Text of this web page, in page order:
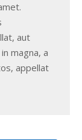
aut
magna, a
appellat